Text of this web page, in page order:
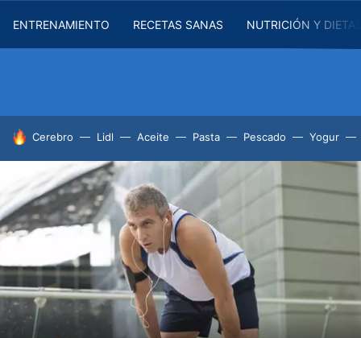
ENTRENAMIENTO RECETAS SANAS NUTRICIÓN Y
HOY SE HABLA DE
Cerebro Lidl Aceite Pasta Pescado Yogur